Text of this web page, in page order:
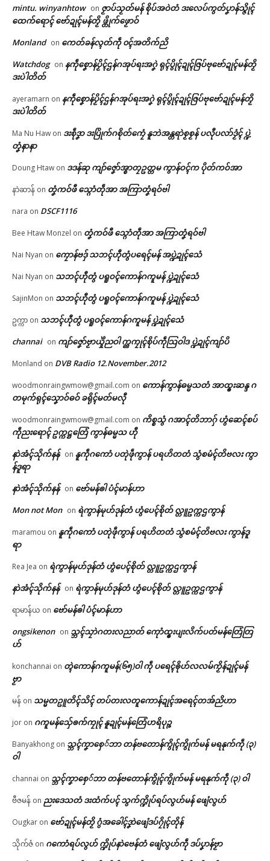
mintu. winyanhtow on ဇၟာပ်သၟတ်မန် စိုပ်အဝဲတံ ဒးလေပ်ကွတ်ပၞာန်သ္ဇိုၚ်
ထေက်ရောၚ် ဗော်ဍုၚ်မန်တၟိ ဖ္တိုက်ဖၟောဝ်
Monland on ကေတ်ခန်လ္ၚတ်ကဵု ၀ၚ်အတိက်ညိ
Watchdog on နကဵုစၞောန်ပၟိၚ်ဌန်ဂအုပ်ရးအဂၞဲ ရုၚ်ပွိုၚ်ဍုၚ်ဇြပ်ဗုဗော်ဍုၚ်မန်တၟိ
ဒးပဲါတိတ်
ayeramarn on နကဵုစၞောန်ပၟိၚ်ဌန်ဂအုပ်ရးအဂၞဲ ရုၚ်ပွိုၚ်ဍုၚ်ဇြပ်ဗုဗော်ဍုၚ်မန်တၟိ
ဒးပဲါတိတ်
Ma Nu Haw on ဒးစဵုဒၞာ ဒးပြိုက်ဂစိုတ်ကၠေံ နူဘဲအန္တရာဲစၟစၟန် ပလီုပလာ်ဒၟံၚ် ပ္ဍဲ
တၞံနာနာ
Doung Htaw on ဒဒန်ဆု ကျာ်ဇၞော်အ္စာတၠဥတ္တမ ကွာန်ဝၚ်က ပိုတ်ကဝ်အာ
နာဲဆာန် on တၞံကဝ်ဖီ သ္ဂောံတဵုအာ အကြာတၞံရဝ်ဗါ
nara on DSCF1116
Bee Htaw Monzel on တၞံကဝ်ဖီ သ္ဂောံတဵုအာ အကြာတၞံရဝ်ဗါ
Nai Nyan on ကၠောန်ဗဒှ် သဘၚ်ဟီုတွံပရေၚ်မန် အပ္ဍဲဍုၚ်သေံ
Nai Nyan on သဘၚ်ဟီုတွံ ပရူဝၚ်ကောန်ဂကူမန် ပ္ဍဲဍုၚ်သေံ
SajinMon on သဘၚ်ဟီုတွံ ပရူဝၚ်ကောန်ဂကူမန် ပ္ဍဲဍုၚ်သေံ
ဥက္ကာ on သဘၚ်ဟီုတွံ ပရူဝၚ်ကောန်ဂကူမန် ပ္ဍဲဍုၚ်သေံ
channai on ကျာ်ဇၞော်ဗၟာယှိုဲညဝါ က္ညကၠုၚ်စိုပ်ကဵုသြဝါဒ ပ္ဍဲဍုၚ်ကျာ်ပိ
Monland on DVB Radio 12.November.2012
woodmonraingwmow@gmail.com on ကောန်ကွာန်ဓမ္မသတံ အာထ္ၜးဆန္ဒ ဂ
တမုက်ရုၚ်သၞောဝ်ဓဝ် ခရိုၚ်မတ်မလီု
woodmonraingwmow@gmail.com on ကိစ္စသွံ ဂအာၚ်တိဘာဂှ် ဟွံဆေၚ်စပ်
ကဵုညးရောၚ် ဥက္ကဋ္ဌတြေံ ကွာန်ဓမ္မသ ဟီု
နာဲအံၚ်သိုက်နန် on နူကဵုဂကောံ ပတုဲဖဵုကွာန် ပရဟိတတံ သွံစမံၚ်တိဗလး ကွာ
န်ဒူရာ
နာဲအံၚ်သိုက်နန် on ဗော်မန်ၜါ ပံၚ်မာန်ဟာ
Mon not Mon on ရဲကွာန်မုဟ်ဒုန်တံ ဟွံပေၚ်စိုတ် လ္တူဥက္ကဌကွာန်
maramou on နူကဵုဂကောံ ပတုဲဖဵုကွာန် ပရဟိတတံ သွံစမံၚ်တိဗလး ကွာန်ဒူ
ရာ
Rea Jea on ရဲကွာန်မုဟ်ဒုန်တံ ဟွံပေၚ်စိုတ် လ္တူဥက္ကဌကွာန်
နာဲအံၚ်သိုက်နန် on ရဲကွာန်မုဟ်ဒုန်တံ ဟွံပေၚ်စိုတ် လ္တူဥက္ကဌကွာန်
ရာမာန်ယ on ဗော်မန်ၜါ ပံၚ်မာန်ဟာ
ongsikenon on သ္ဘၚ်သၠာဲဂတးလညာတ် ကေုာံထ္ၜးပျးလိက်ပတ်မန်တြေံတြ
ဟ်
konchannai on တ္ၚဲကောန်ဂကူမန်(၆၅)ဝါ ကဵု ပရေၚ်ၜိုဟ်လလမ်ကၟိန်ဍုၚ်မန်
ဗၟာ
မန် on သမ္မတဥူတိၚ်သိၚ် တပ်တးလတူကောန်ဍုၚ်အရေၚ်တအ်ညိဟာ
jor on ဂကူမန်​သှ်ေၜက်ကၠုၚ် နူဍုၚ်မန်တြေံဟရိပုဉ္ဇ
Banyakhong on သ္ဘၚ်ကၞာစှေ်ဘာ တန်ဗတောန်ကွိုၚ်ကွိုက်မန် မရနုက်ကဵု (၃)
ဝါ
channai on သ္ဘၚ်ကၞာစှေ်ဘာ တန်ဗတောန်ကွိုၚ်ကွိုက်မန် မရနုက်ကဵု (၃) ဝါ
ဗီဇမန် on ညးဒေသတံ ဒးထံက်ပၚ် သွက်က္ဍိုပ်ရပ်လွဟ်မန် ဖျေံလွဟ်
Ougkar on ဗော်ဍုၚ်မန်တၟိ ဂွံအခေါၚ်ဒၞာဲဖျေံဒပ်ဂၠိုၚ်တိုန်
သိုက်ဇံ on ဂကောံရပ်လွဟ် က္ဍိုပ်နာဲဗေန်တံ ဖျေံလွဟ်ကဵု ဒပ်ပၞာန်ဗၟာ